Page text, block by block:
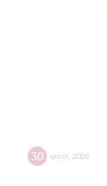
30 июля 2026